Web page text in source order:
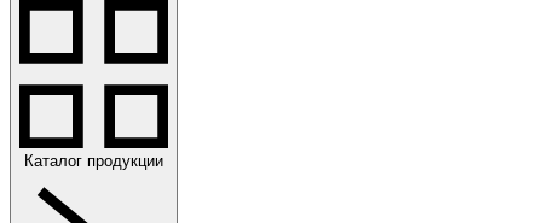
Каталог продукции